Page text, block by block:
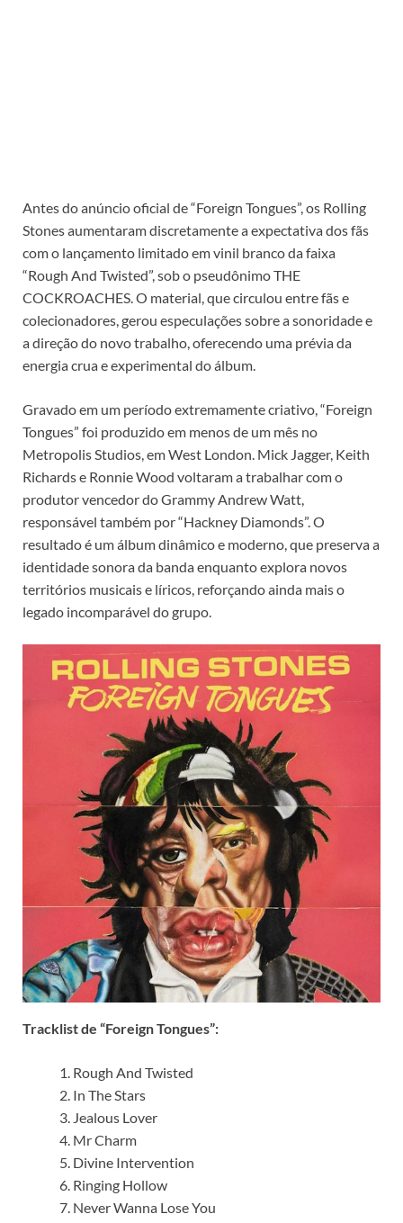
Antes do anúncio oficial de “Foreign Tongues”, os Rolling
Stones aumentaram discretamente a expectativa dos fãs
com o lançamento limitado em vinil branco da faixa
“Rough And Twisted”, sob o pseudônimo THE
COCKROACHES. O material, que circulou entre fãs e
colecionadores, gerou especulações sobre a sonoridade e
a direção do novo trabalho, oferecendo uma prévia da
energia crua e experimental do álbum.
Gravado em um período extremamente criativo, “Foreign
Tongues” foi produzido em menos de um mês no
Metropolis Studios, em West London. Mick Jagger, Keith
Richards e Ronnie Wood voltaram a trabalhar com o
produtor vencedor do Grammy Andrew Watt,
responsável também por “Hackney Diamonds”. O
resultado é um álbum dinâmico e moderno, que preserva a
identidade sonora da banda enquanto explora novos
territórios musicais e líricos, reforçando ainda mais o
legado incomparável do grupo.
Tracklist de “Foreign Tongues”:
Rough And Twisted
In The Stars
Jealous Lover
Mr Charm
Divine Intervention
Ringing Hollow
Never Wanna Lose You